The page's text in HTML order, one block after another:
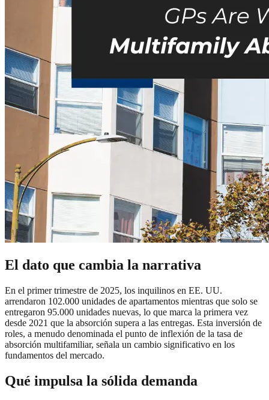
El dato que cambia la narrativa
En el primer trimestre de 2025, los inquilinos en EE. UU.
arrendaron 102.000 unidades de apartamentos mientras que solo se
entregaron 95.000 unidades nuevas, lo que marca la primera vez
desde 2021 que la absorción supera a las entregas. Esta inversión de
roles, a menudo denominada el punto de inflexión de la tasa de
absorción multifamiliar, señala un cambio significativo en los
fundamentos del mercado.
Qué impulsa la sólida demanda